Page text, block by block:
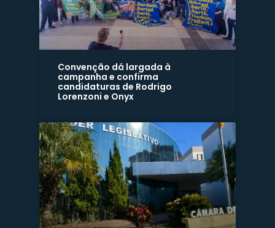
Convenção dá largada à
campanha e confirma
candidaturas de Rodrigo
Lorenzoni e Onyx